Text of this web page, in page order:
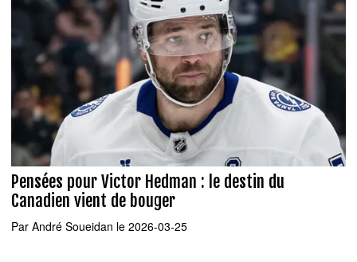
Pensées pour Victor Hedman : le destin du
Canadien vient de bouger
Par André Soueidan le 2026-03-25